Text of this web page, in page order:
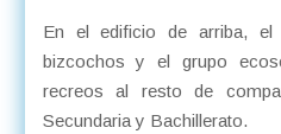
En el edificio de arriba, el
bizcochos y el grupo
recreos al resto de
Secundaria y Bachillerato.